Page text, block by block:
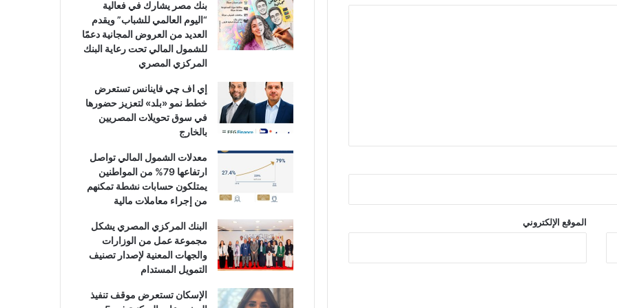
الموقع الإلكتروني
بنك مصر يشارك في فعالية
“اليوم العالمي للشباب” ويقدم
العديد من العروض المجانية دعمًا
للشمول المالي تحت رعاية البنك
المركزي المصري
إي اف چي فاينانس تستعرض
خطط نمو «بلد» لتعزيز حضورها
في سوق تحويلات المصريين
بالخارج
معدلات الشمول المالي تواصل
ارتفاعها 79% من المواطنين
يمتلكون حسابات نشطة تمكنهم
من إجراء معاملات مالية
البنك المركزي المصري يشكل
مجموعة عمل من الوزارات
والجهات المعنية لإصدار تصنيف
التمويل المستدام
الإسكان تستعرض موقف تنفيذ